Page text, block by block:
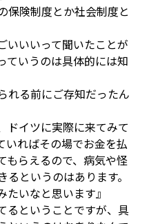
保険制度とか社会制度と
いいいって聞いたことが
ていうのは具体的には知
れる前にご存知だったん
ドイツに実際に来てみて
いればその場でお金を払
もらえるので、病気や怪
というのはあります。
いなと思います』
るということですが、具